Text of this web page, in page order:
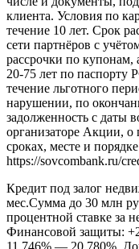
клиента. Условия по
течение 10 лет. Срок
сети партнёров с
рассрочки по
20-75 лет по паспорту
течение льготного
нарушении, по
задолженность с даты
организаторе Акции, о
сроках, месте и
https://sovcombank.ru/
Кредит под залог
мес.Сумма до 30 млн
процентной ставке за
Финансовой защиты:
11,746% — 20,780%.